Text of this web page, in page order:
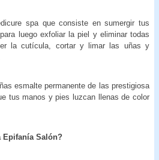
spa que consiste en sumergir tus
luego exfoliar la piel y eliminar todas
la cutícula, cortar y limar las uñas y
esmalte permanente de las prestigiosa
tus manos y pies luzcan llenas de color
Epifanía Salón?